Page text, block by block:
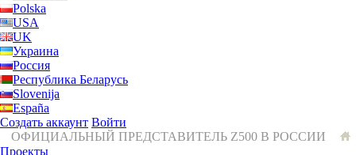
Polska
USA
UK
Украина
Россия
Республика Беларусь
Slovenija
España
Создать аккаунт Войти
ОФИЦИАЛЬНЫЙ ПРЕДСТАВИТЕЛЬ Z500 В РОССИИ
Проекты